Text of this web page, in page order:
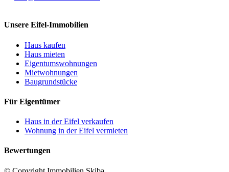
Unsere Eifel-Immobilien
Haus kaufen
Haus mieten
Eigentumswohnungen
Mietwohnungen
Baugrundstücke
Für Eigentümer
Haus in der Eifel verkaufen
Wohnung in der Eifel vermieten
Bewertungen